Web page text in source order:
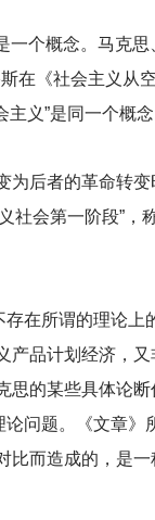
一个概念。马克
在《社会主义从
义”是同一个概念
为后者的革命转变
会第一阶段”，
在所谓的理论上
产品计划经济，
思的某些具体论
问题。《文章》
比而造成的，是